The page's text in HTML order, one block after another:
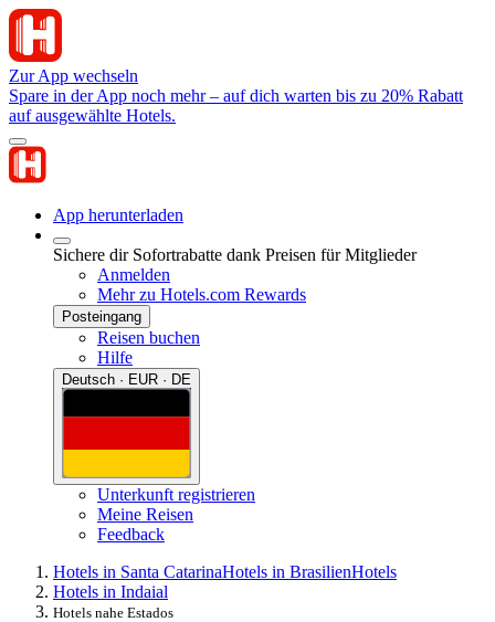
Zur App wechseln
Spare in der App noch mehr – auf dich warten bis zu 20% Rabatt
auf ausgewählte Hotels.
App herunterladen
Sichere dir Sofortrabatte dank Preisen für Mitglieder
Anmelden
Mehr zu Hotels.com Rewards
Posteingang
Reisen buchen
Hilfe
Deutsch · EUR · DE
Unterkunft registrieren
Meine Reisen
Feedback
Hotels in Santa CatarinaHotels in BrasilienHotels
Hotels in Indaial
Hotels nahe Estados